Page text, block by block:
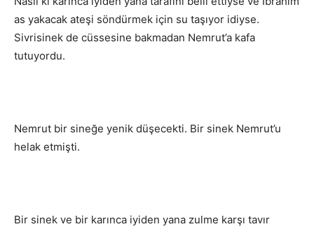
as yakacak ateşi söndürmek için su taşıyor idiyse.
Sivrisinek de cüssesine bakmadan Nemrut’a kafa
tutuyordu.
Nemrut bir sineğe yenik düşecekti. Bir sinek Nemrut’u
helak etmişti.
Bir sinek ve bir karınca iyiden yana zulme karşı tavır